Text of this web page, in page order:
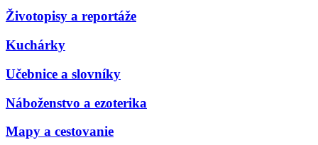
Životopisy a reportáže
Kuchárky
Učebnice a slovníky
Náboženstvo a ezoterika
Mapy a cestovanie